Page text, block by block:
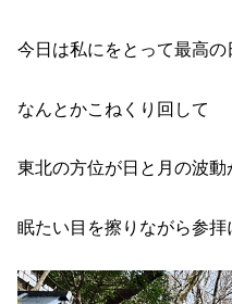
今日は私にをとって最高
なんとかこねくり回して
東北の方位が日と月の波
眠たい目を擦りながら参拝